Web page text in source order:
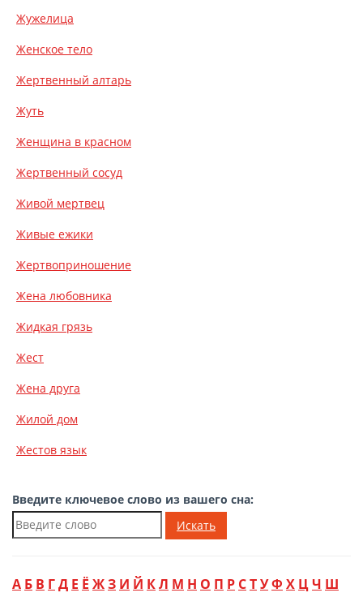
Жужелица
Женское тело
Жертвенный алтарь
Жуть
Женщина в красном
Жертвенный сосуд
Живой мертвец
Живые ежики
Жертвоприношение
Жена любовника
Жидкая грязь
Жест
Жена друга
Жилой дом
Жестов язык
Введите ключевое слово из вашего сна:
Искать
А Б В ГД Е Ё ЖЗ И Й КЛ М Н О П Р СТУФ Х ЦЧ Ш